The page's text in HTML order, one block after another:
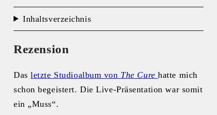
Inhaltsverzeichnis
Rezension
Dasletzte Studioalbum von The Cure hatte mich
schon begeistert. Die Live-Präsentation war somit
ein „Muss“.